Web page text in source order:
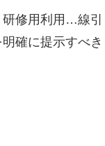
修用利用…線引
確に提示すべき